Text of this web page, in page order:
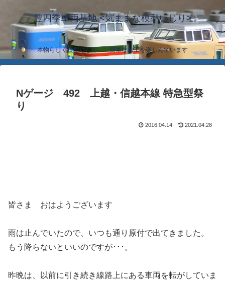
豊四季車両基地 <気ままな模型いじり>
本物らしく模型らしく… 簡単な加工を楽しんでいます
Nゲージ 492 上越・信越本線 特急型祭
り
2016.04.14 2021.04.28
皆さま おはようございます
雨は止んでいたので、いつも通り原付で出てきました。
もう降らないといいのですが･･･。
昨晩は、以前に引き続き線路上にある車両を転がしていま